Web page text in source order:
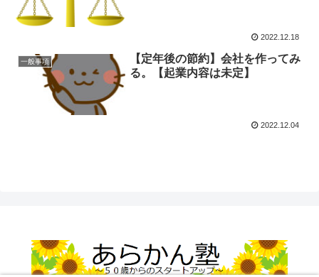
2022.12.18
一般事項
【定年後の節約】会社を作ってみ
る。【起業内容は未定】
2022.12.04